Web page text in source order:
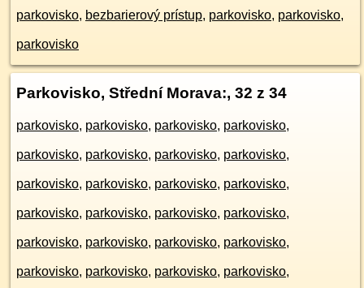
parkovisko, bezbarierový prístup, parkovisko, parkovisko,
parkovisko
Parkovisko, Střední Morava:, 32 z 34
parkovisko, parkovisko, parkovisko, parkovisko,
parkovisko, parkovisko, parkovisko, parkovisko,
parkovisko, parkovisko, parkovisko, parkovisko,
parkovisko, parkovisko, parkovisko, parkovisko,
parkovisko, parkovisko, parkovisko, parkovisko,
parkovisko, parkovisko, parkovisko, parkovisko,